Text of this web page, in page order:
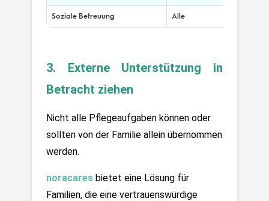
Soziale Betreuung Alle
3. Externe Unterstützung in
Betracht ziehen
Nicht alle Pflegeaufgaben können oder
sollten von der Familie allein übernommen
werden.
noracares bietet eine Lösung für
Familien, die eine vertrauenswürdige